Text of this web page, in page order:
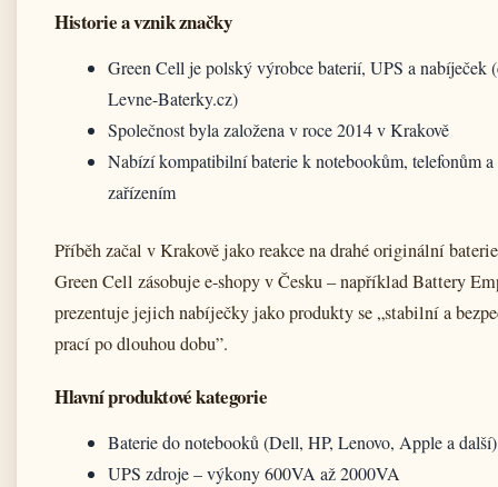
Historie a vznik značky
Green Cell je polský výrobce baterií, UPS a nabíječek
Levne-Baterky.cz)
Společnost byla založena v roce 2014 v Krakově
Nabízí kompatibilní baterie k notebookům, telefonům a
zařízením
Příběh začal v Krakově jako reakce na drahé originální
Green Cell zásobuje e-shopy v Česku – například Battery
prezentuje jejich nabíječky jako produkty se „stabilní a
prací po dlouhou dobu”.
Hlavní produktové kategorie
Baterie do notebooků (Dell, HP, Lenovo, Apple a další)
UPS zdroje – výkony 600VA až 2000VA